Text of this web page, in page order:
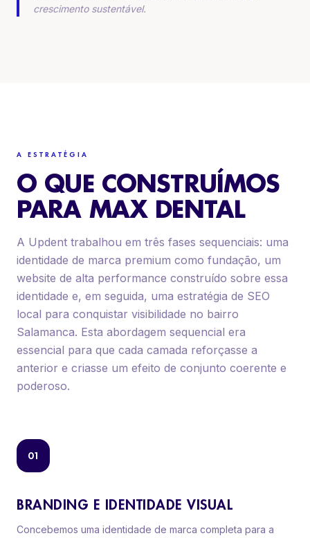
crescimento sustentável.
A ESTRATÉGIA
O QUE CONSTRUÍMOS
PARA MAX DENTAL
A Updent trabalhou em três fases sequenciais: uma
identidade de marca premium como fundação, um
website de alta performance construído sobre essa
identidade e, em seguida, uma estratégia de SEO
local para conquistar visibilidade no bairro
Salamanca. Esta abordagem sequencial era
essencial para que cada camada reforçasse a
anterior e criasse um efeito de conjunto coerente e
poderoso.
01
BRANDING E IDENTIDADE VISUAL
Concebemos uma identidade de marca completa para a